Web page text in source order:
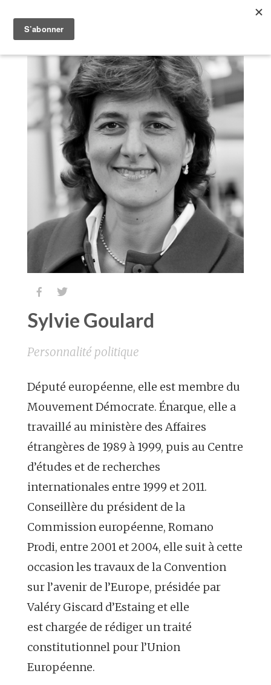
 
Sylvie Goulard
Personnalité politique
Député européenne, elle est membre du
Mouvement Démocrate. Énarque, elle a
travaillé au ministère des Affaires
étrangères de 1989 à 1999, puis au Centre
d’études et de recherches
internationales entre 1999 et 2011.
Conseillère du président de la
Commission européenne, Romano
Prodi, entre 2001 et 2004, elle suit à cette
occasion les travaux de la Convention
sur l’avenir de l’Europe, présidée par
Valéry Giscard d’Estaing et elle
est chargée de rédiger un traité
constitutionnel pour l’Union
Européenne.